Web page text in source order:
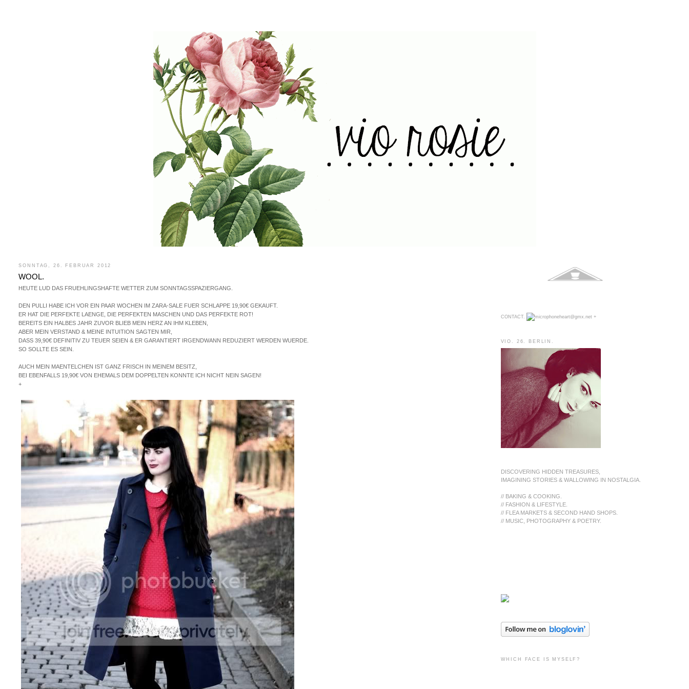
SONNTAG, 26. FEBRUAR 2012
WOOL.
HEUTE LUD DAS FRUEHLINGSHAFTE WETTER ZUM SONNTAGSSPAZIERGANG.
DEN PULLI HABE ICH VOR EIN PAAR WOCHEN IM ZARA-SALE FUER SCHLAPPE 19,90€ GEKAUFT.
ER HAT DIE PERFEKTE LAENGE, DIE PERFEKTEN MASCHEN UND DAS PERFEKTE ROT!
BEREITS EIN HALBES JAHR ZUVOR BLIEB MEIN HERZ AN IHM KLEBEN,
ABER MEIN VERSTAND & MEINE INTUITION SAGTEN MIR,
DASS 39,90€ DEFINITIV ZU TEUER SEIEN & ER GARANTIERT IRGENDWANN REDUZIERT WERDEN WUERDE.
SO SOLLTE ES SEIN.
AUCH MEIN MAENTELCHEN IST GANZ FRISCH IN MEINEM BESITZ,
BEI EBENFALLS 19,90€ VON EHEMALS DEM DOPPELTEN KONNTE ICH NICHT NEIN SAGEN!
+
CONTACT. +
VIO. 26. BERLIN.
DISCOVERING HIDDEN TREASURES,
IMAGINING STORIES & WALLOWING IN NOSTALGIA.
// BAKING & COOKING.
// FASHION & LIFESTYLE.
// FLEA MARKETS & SECOND HAND SHOPS.
// MUSIC, PHOTOGRAPHY & POETRY.
WHICH FACE IS MYSELF?